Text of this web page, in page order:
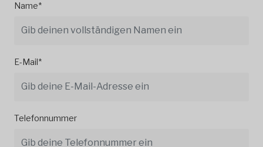
Name*
E-Mail*
Telefonnummer